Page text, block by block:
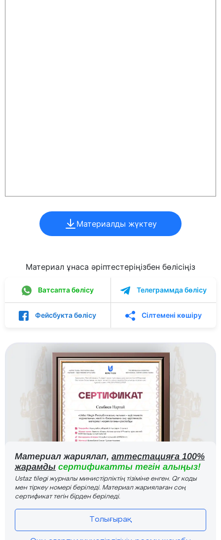
Материалды жүктеу
Материал ұнаса әріптестеріңізбен бөлісіңіз
Ватсапта бөлісу Телеграммда бөлісу
Фейсбукта бөлісу Сілтемені көшіру
Материал жариялап, аттестацияға 100%
жарамды сертификатты тегін алыңыз!
Ustaz tilegi журналы министірліктің тізіміне енген. Qr коды
мен тіркеу номері беріледі. Материал жариялаған соң
сертификат тегін бірден беріледі.
Толығырақ